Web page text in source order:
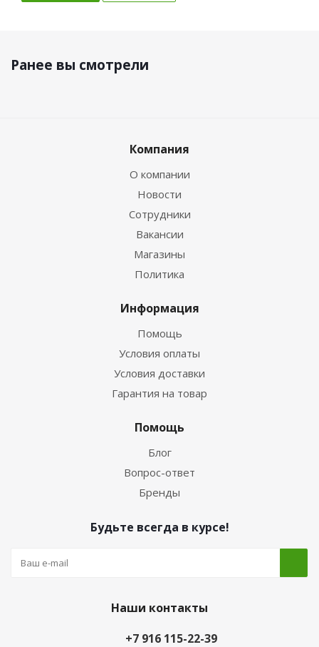
Ранее вы смотрели
Компания
О компании
Новости
Сотрудники
Вакансии
Магазины
Политика
Информация
Помощь
Условия оплаты
Условия доставки
Гарантия на товар
Помощь
Блог
Вопрос-ответ
Бренды
Будьте всегда в курсе!
Наши контакты
+7 916 115-22-39